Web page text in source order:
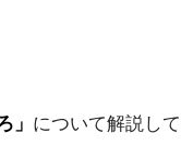
」 について解説し